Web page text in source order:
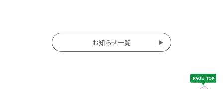
投
稿
お知らせ一覧